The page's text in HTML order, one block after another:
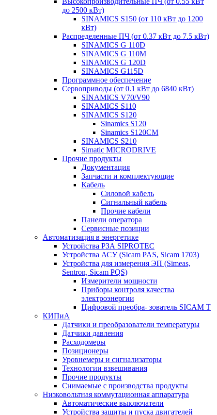
до 2500 кВт)
SINAMICS S150 (от 110 кВт до 1200
кВт)
Распределенные ПЧ (от 0.37 кВт до 7.5 кВт)
SINAMICS G 110D
SINAMICS G 110M
SINAMICS G 120D
SINAMICS G115D
Программное обеспечение
Сервоприводы (от 0.1 кВт до 6840 кВт)
SINAMICS V70/V90
SINAMICS S110
SINAMICS S120
Sinamics S120
Sinamics S120CM
SINAMICS S210
Simatic MICRODRIVE
Прочие продукты
Документация
Запчасти и комплектующие
Кабель
Силовой кабель
Сигнальный кабель
Прочие кабели
Панели оператора
Сервисные позиции
Автоматизация в энергетике
Устройства РЗА SIPROTEC
Устройства АСУ (Sicam PAS, Sicam 1703)
Устройства для измерения ЭП (Simeas,
Sentron, Sicam PQS)
Измерители мощности
Приборы контроля качества
электроэнергии
Цифровой преобра- зователь SICAM T
КИПиА
Датчики и преобразователи температуры
Датчики давления
Расходомеры
Позиционеры
Уровнемеры и сигнализаторы
Технологии взвешивания
Прочие продукты
Снимаемые с производства продукты
Низковольтная коммутационная аппаратура
Автоматические выключатели
Устройства защиты и пуска двигателей